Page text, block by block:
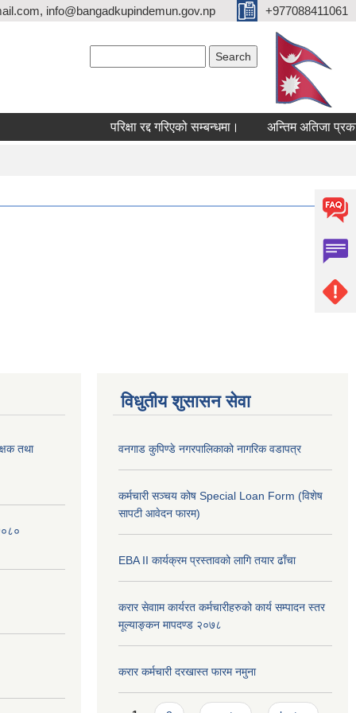
info@bangadkupindemun.gov.np +977088411061
परिक्षा रद्द गरिएको सम्बन्धमा। अन्तिम अतिजा प्रकाशन
तथा
विधुतीय शुसासन सेवा
वनगाड कुपिण्डे नगरपालिकाको नागरिक वडापत्र
कर्मचारी सञ्चय कोष Special Loan Form (विशेष
सापटी आवेदन फारम)
EBA II कार्यक्रम प्रस्तावको लागि तयार ढाँचा
करार सेवााम कार्यरत कर्मचारीहरुको कार्य सम्पादन स्तर
मूल्याङ्कन मापदण्ड २०७८
करार कर्मचारी दरखास्त फारम नमुना